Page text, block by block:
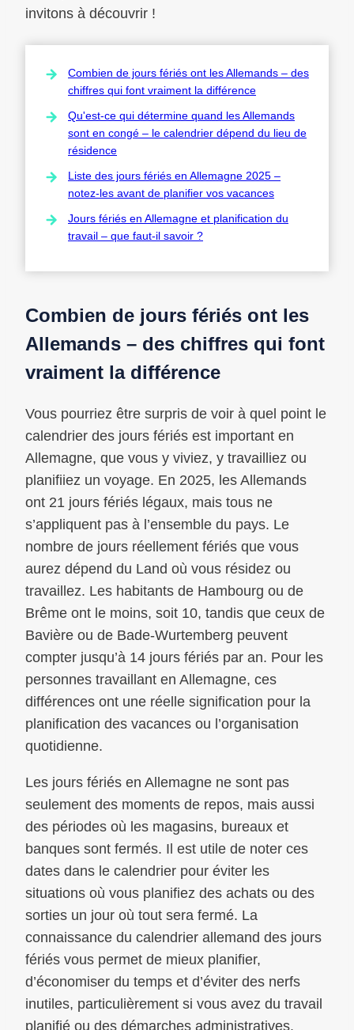
invitons à découvrir !
Combien de jours fériés ont les Allemands – des
chiffres qui font vraiment la différence
Qu'est-ce qui détermine quand les Allemands
sont en congé – le calendrier dépend du lieu de
résidence
Liste des jours fériés en Allemagne 2025 –
notez-les avant de planifier vos vacances
Jours fériés en Allemagne et planification du
travail – que faut-il savoir ?
Combien de jours fériés ont les
Allemands – des chiffres qui font
vraiment la différence
Vous pourriez être surpris de voir à quel point le
calendrier des jours fériés est important en
Allemagne, que vous y viviez, y travailliez ou
planifiiez un voyage. En 2025, les Allemands
ont 21 jours fériés légaux, mais tous ne
s’appliquent pas à l’ensemble du pays. Le
nombre de jours réellement fériés que vous
aurez dépend du Land où vous résidez ou
travaillez. Les habitants de Hambourg ou de
Brême ont le moins, soit 10, tandis que ceux de
Bavière ou de Bade-Wurtemberg peuvent
compter jusqu’à 14 jours fériés par an. Pour les
personnes travaillant en Allemagne, ces
différences ont une réelle signification pour la
planification des vacances ou l’organisation
quotidienne.
Les jours fériés en Allemagne ne sont pas
seulement des moments de repos, mais aussi
des périodes où les magasins, bureaux et
banques sont fermés. Il est utile de noter ces
dates dans le calendrier pour éviter les
situations où vous planifiez des achats ou des
sorties un jour où tout sera fermé. La
connaissance du calendrier allemand des jours
fériés vous permet de mieux planifier,
d’économiser du temps et d’éviter des nerfs
inutiles, particulièrement si vous avez du travail
planifié ou des démarches administratives.